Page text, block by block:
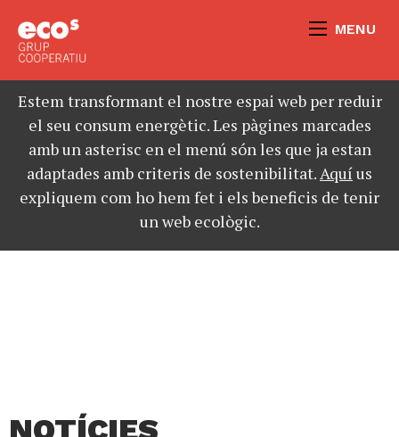
MENU
Estem transformant el nostre espai web per reduir
el seu consum energètic. Les pàgines marcades
amb un asterisc en el menú són les que ja estan
adaptades amb criteris de sostenibilitat.Aquíus
expliquem com ho hem fet i els beneficis de tenir
un web ecològic.